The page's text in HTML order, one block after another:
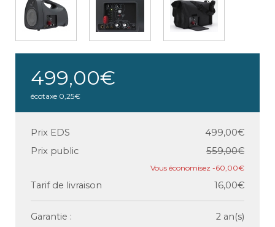
499,00€
écotaxe 0,25€
Prix EDS
499,00€
Prix public
559,00€
-60,00€
Tarif de livraison 16,00€
Garantie : 2 an(s)